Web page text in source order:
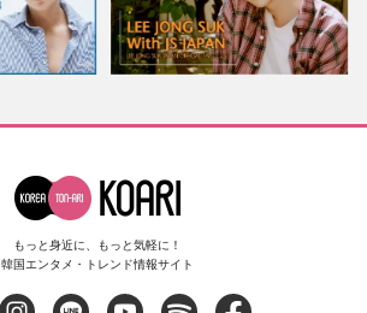
もっと身近に、もっと気軽に！
韓国エンタメ・トレンド情報サイト